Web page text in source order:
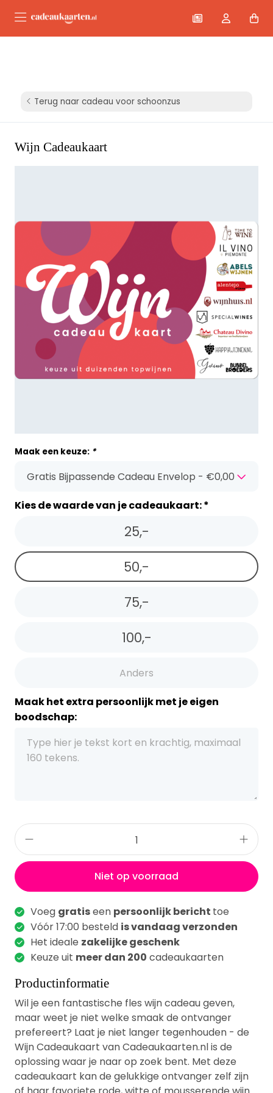
Terug naar cadeau voor schoonzus
Wijn Cadeaukaart
Maak een keuze: *
Kies de waarde van je cadeaukaart: *
25,-
50,-
75,-
100,-
Maak het extra persoonlijk met je eigen
boodschap:
Niet op voorraad
Voeg gratiseen persoonlijk bericht toe
Vóór 17:00 besteld is vandaag verzonden
Het ideale zakelijke geschenk
Keuze uit meer dan 200 cadeaukaarten
Productinformatie
Wil je een fantastische fles wijn cadeau geven,
maar weet je niet welke smaak de ontvanger
prefereert? Laat je niet langer tegenhouden - de
Wijn Cadeaukaart van Cadeaukaarten.nl is de
oplossing waar je naar op zoek bent. Met deze
cadeaukaart kan de gelukkige ontvanger zelf zijn